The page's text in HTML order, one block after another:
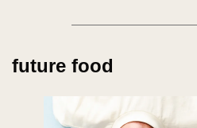
future food